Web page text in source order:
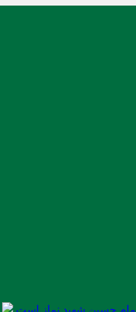
امام حسین شهید نماز است